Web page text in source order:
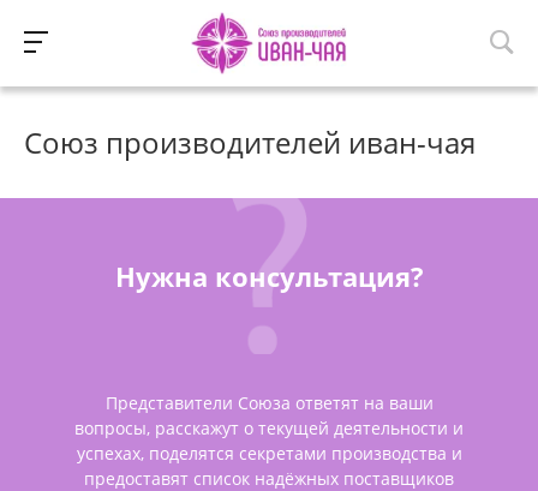
Союз производителей иван-чая
Нужна консультация?
Представители Союза ответят на ваши
вопросы, расскажут о текущей деятельности и
успехах, поделятся секретами производства и
предоставят список надёжных поставщиков